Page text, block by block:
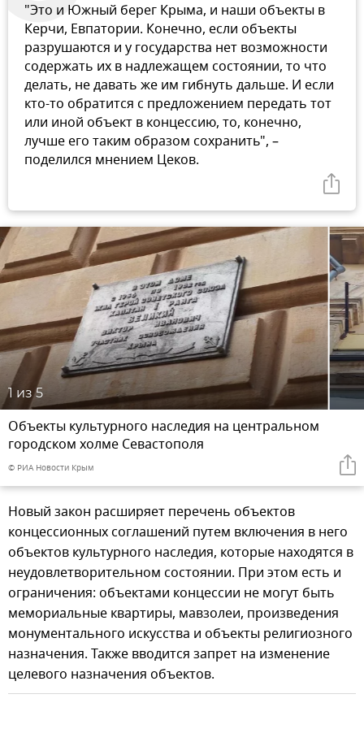
"Это и Южный берег Крыма, и наши объекты в
Керчи, Евпатории. Конечно, если объекты
разрушаются и у государства нет возможности
содержать их в надлежащем состоянии, то что
делать, не давать же им гибнуть дальше. И если
кто-то обратится с предложением передать тот
или иной объект в концессию, то, конечно,
лучше его таким образом сохранить", –
поделился мнением Цеков.
1 из 5
Объекты культурного наследия на центральном
городском холме Севастополя
© РИА Новости Крым
Новый закон расширяет перечень объектов
концессионных соглашений путем включения в него
объектов культурного наследия, которые находятся в
неудовлетворительном состоянии. При этом есть и
ограничения: объектами концессии не могут быть
мемориальные квартиры, мавзолеи, произведения
монументального искусства и объекты религиозного
назначения. Также вводится запрет на изменение
целевого назначения объектов.